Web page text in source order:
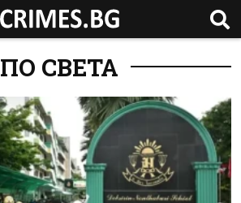
ПО СВЕТА